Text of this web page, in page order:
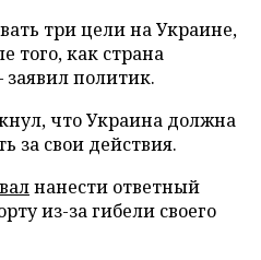
три цели на Украине,
того, как страна
заявил политик.
что Украина должна
за свои действия.
нанести ответный
из-за гибели своего